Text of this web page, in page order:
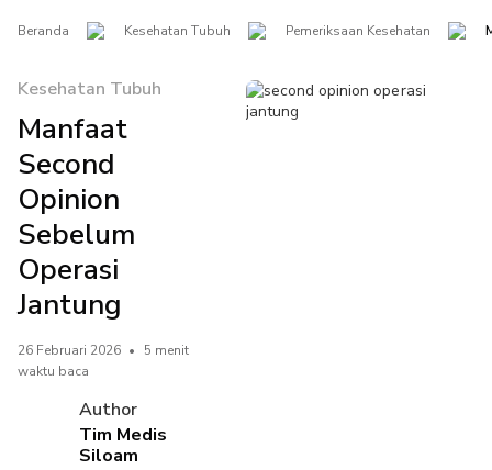
Beranda Kesehatan Tubuh Pemeriksaan Kesehatan
Kesehatan Tubuh
Manfaat
Second
Opinion
Sebelum
Operasi
Jantung
26 Februari 2026 •
5 menit
waktu baca
Author
Tim Medis
Siloam